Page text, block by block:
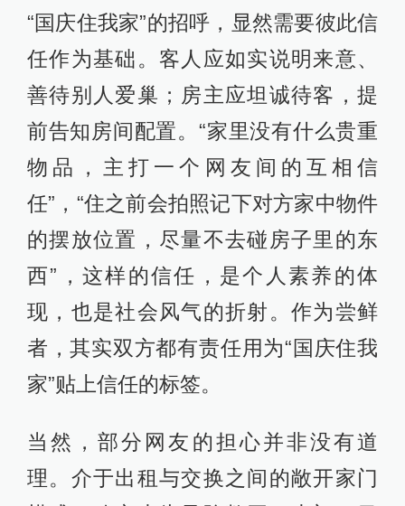
“国庆住我家”的招呼，显然需要彼此信
任作为基础。客人应如实说明来意、
善待别人爱巢；房主应坦诚待客，提
前告知房间配置。“家里没有什么贵重
物品，主打一个网友间的互相信
任”，“住之前会拍照记下对方家中物件
的摆放位置，尽量不去碰房子里的东
西”，这样的信任，是个人素养的体
现，也是社会风气的折射。作为尝鲜
者，其实双方都有责任用为“国庆住我
家”贴上信任的标签。
当然，部分网友的担心并非没有道
理。介于出租与交换之间的敞开家门